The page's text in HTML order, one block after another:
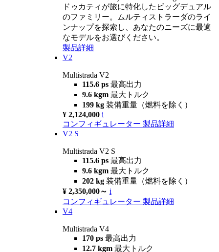
ドゥカティが旅に特化したビッグデュアル
のファミリー。ムルティストラーダのライ
ンナップを探索し、あなたのニーズに最適
なモデルをお選びください。
製品詳細
V2
Multistrada V2
115.6 ps 最高出力
9.6 kgm 最大トルク
199 kg 装備重量（燃料を除く）
¥ 2,124,000 i
コンフィギュレーター 製品詳細
V2 S
Multistrada V2 S
115.6 ps 最高出力
9.6 kgm 最大トルク
202 kg 装備重量（燃料を除く）
¥ 2,350,000～ i
コンフィギュレーター 製品詳細
V4
Multistrada V4
170 ps 最高出力
12.7 kgm 最大トルク